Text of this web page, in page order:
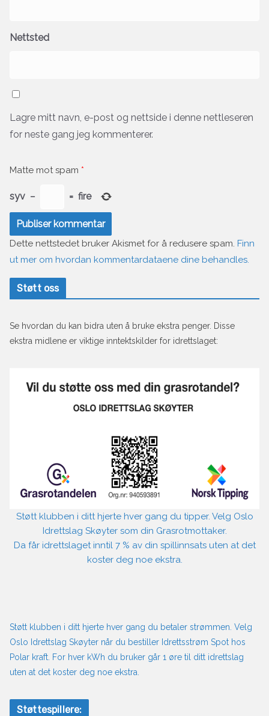
Nettsted
Lagre mitt navn, e-post og nettside i denne nettleseren
for neste gang jeg kommenterer.
Matte mot spam *
syv − = fire
Dette nettstedet bruker Akismet for å redusere spam. Finn
ut mer om hvordan kommentardataene dine behandles.
Støtt oss
Se hvordan du kan bidra uten å bruke ekstra penger. Disse
ekstra midlene er viktige inntektskilder for idrettslaget:
Støtt klubben i ditt hjerte hver gang du tipper. Velg Oslo
Idrettslag Skøyter som din Grasrotmottaker.
Da får idrettslaget inntil 7 % av din spillinnsats uten at det
koster deg noe ekstra.
Støtt klubben i ditt hjerte hver gang du betaler strømmen. Velg
Oslo Idrettslag Skøyter når du bestiller Idrettsstrøm Spot hos
Polar kraft. For hver kWh du bruker går 1 øre til ditt idrettslag
uten at det koster deg noe ekstra.
Støttespillere: